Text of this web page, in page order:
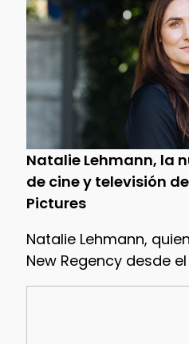
Natalie Lehmann, la
de cine y televisión
Pictures
Natalie Lehmann,
New Regency desde